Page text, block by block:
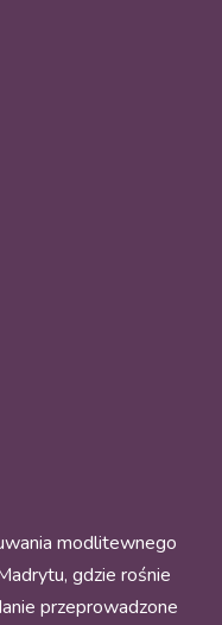
modlitewnego
gdzie rośnie
przeprowadzone